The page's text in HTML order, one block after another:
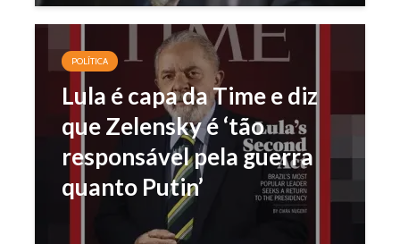
POLÍTICA
Lula é capa da Time e diz
que Zelensky é ‘tão
responsável pela guerra
quanto Putin’